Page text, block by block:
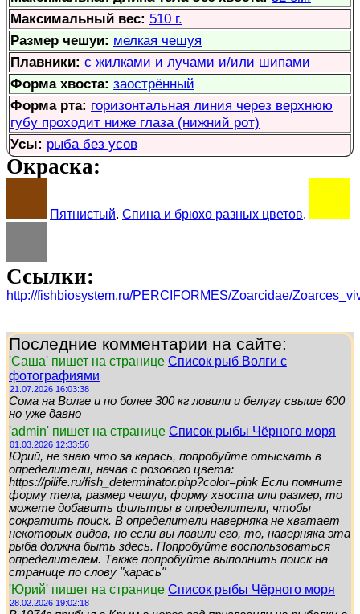
Максимальный вес: 510 г.
Размер чешуи: мелкая чешуя
Плавники: с жилками и лучами и/или шипами
Форма хвоста: заострённый
Форма рта: горизонтальная линия через верхнюю
губу проходит ниже глаза (нижний рот)
Усы: рыба без усов
Окраска:
Пятнистый. Спина и брюхо разных цветов.
Ссылки:
http://fishbiosystem.ru/PERCIFORMES/Zoarcidae/
Последние комментарии на сайте:
'Саша' пишет на странице Список рыб Волги с
фотографиями
21.07.2026 16:03:38
Сома на Волге и по более 300 кг ловили и белугу свыше 600
но уже давно
'admin' пишет на странице Список рыбы Чёрного моря
01.03.2026 12:33:56
Юрий, не знаю что за карась, попробуйте отыскать в
определители, начав с розового цвета:
https://pilife.ru/fish_determinator.php?color=pink Если помните
форму тела, размер чешуи, форму хвоста или размер, то
можете добавить фильтры в определители, чтобы
сократить поиск. В определители наверняка не хватает
некоторых видов, но если вы ловили его, то, наверняка эта
рыба должна быть здесь. Попробуйте воспользоваться
определителем. Также попробуйте выполнить поиск на
странице по слову "карась"
'Юрий' пишет на странице Список рыбы Чёрного моря
28.02.2026 19:02:18